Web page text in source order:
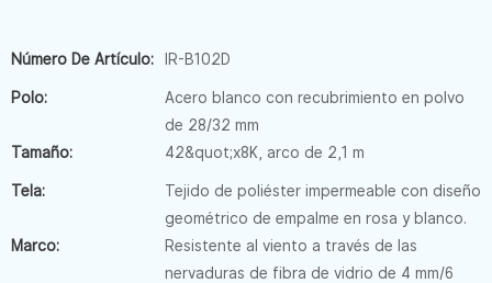
Número De Artículo: IR-B102D
Polo:
Acero blanco con recubrimiento en polvo
de 28/32 mm
Tamaño:
42&quot;x8K, arco de 2,1 m
Tela:
Tejido de poliéster impermeable con diseño
geométrico de empalme en rosa y blanco.
Marco:
Resistente al viento a través de las
nervaduras de fibra de vidrio de 4 mm/6